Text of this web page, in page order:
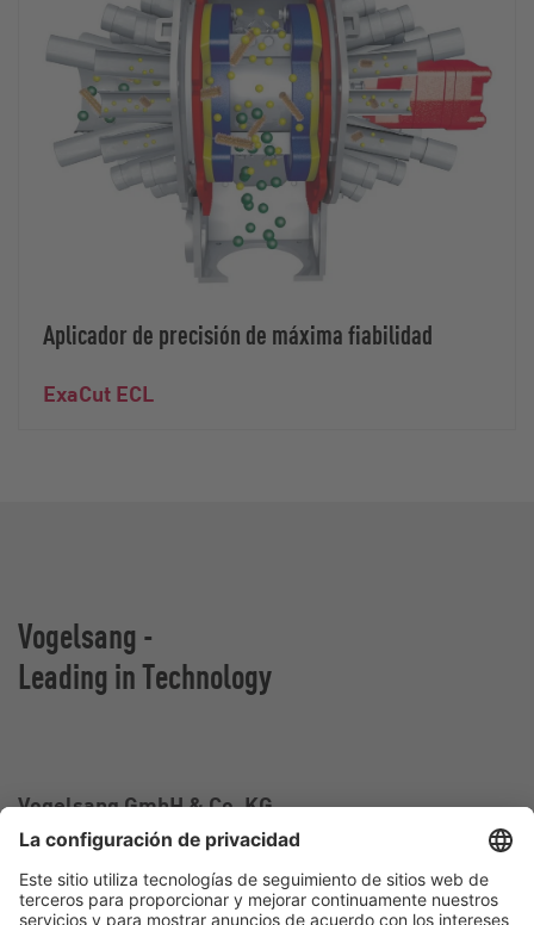
Aplicador de precisión de máxima fiabilidad
ExaCut ECL
Vogelsang -
Leading in Technology
Vogelsang GmbH & Co. KG
Holthoege 10-14
49632 Essen (Oldenburg)
Alemania